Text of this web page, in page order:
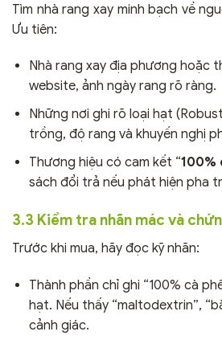
Tìm nhà rang xay minh bạch về
Ưu tiên:
Nhà rang xay địa phương hoặc
website, ảnh ngày rang rõ ràng.
Những nơi ghi rõ loại hạt
trồng, độ rang và khuyến nghị
Thương hiệu có cam kết “100%
sách đổi trả nếu phát hiện pha
3.3 Kiểm tra nhãn mác và
Trước khi mua, hãy đọc kỹ nhãn:
Thành phần chỉ ghi “100% cà
hạt. Nếu thấy “maltodextrin”,
cảnh giác.